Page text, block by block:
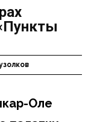
Оле